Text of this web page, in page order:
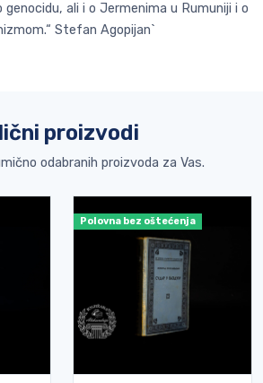
genocidu, ali i o Jermenima u Rumuniji i o
Stefan Agopijan`
proizvodi
odabranih proizvoda za Vas.
Polovna bez oštećenja